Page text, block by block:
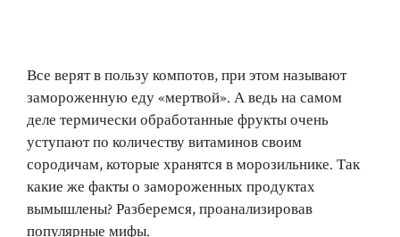
Все верят в пользу компотов, при этом называют
замороженную еду «мертвой». А ведь на самом
деле термически обработанные фрукты очень
уступают по количеству витаминов своим
сородичам, которые хранятся в морозильнике. Так
какие же факты о замороженных продуктах
вымышлены? Разберемся, проанализировав
популярные мифы.